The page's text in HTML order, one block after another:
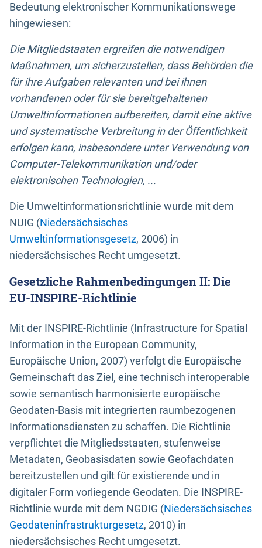
Bedeutung elektronischer Kommunikationswege
hingewiesen:
Die Mitgliedstaaten ergreifen die notwendigen
Maßnahmen, um sicherzustellen, dass Behörden die
für ihre Aufgaben relevanten und bei ihnen
vorhandenen oder für sie bereitgehaltenen
Umweltinformationen aufbereiten, damit eine aktive
und systematische Verbreitung in der Öffentlichkeit
erfolgen kann, insbesondere unter Verwendung von
Computer-Telekommunikation und/oder
elektronischen Technologien, ...
Die Umweltinformationsrichtlinie wurde mit dem
NUIG (Niedersächsisches
Umweltinformationsgesetz, 2006) in
niedersächsisches Recht umgesetzt.
Gesetzliche Rahmenbedingungen II: Die
EU-INSPIRE-Richtlinie
Mit der INSPIRE-Richtlinie (Infrastructure for Spatial
Information in the European Community,
Europäische Union, 2007) verfolgt die Europäische
Gemeinschaft das Ziel, eine technisch interoperable
sowie semantisch harmonisierte europäische
Geodaten-Basis mit integrierten raumbezogenen
Informationsdiensten zu schaffen. Die Richtlinie
verpflichtet die Mitgliedsstaaten, stufenweise
Metadaten, Geobasisdaten sowie Geofachdaten
bereitzustellen und gilt für existierende und in
digitaler Form vorliegende Geodaten. Die INSPIRE-
Richtlinie wurde mit dem NGDIG (Niedersächsisches
Geodateninfrastrukturgesetz, 2010) in
niedersächsisches Recht umgesetzt.